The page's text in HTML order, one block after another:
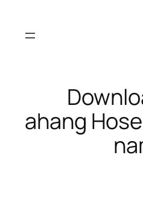
ahang